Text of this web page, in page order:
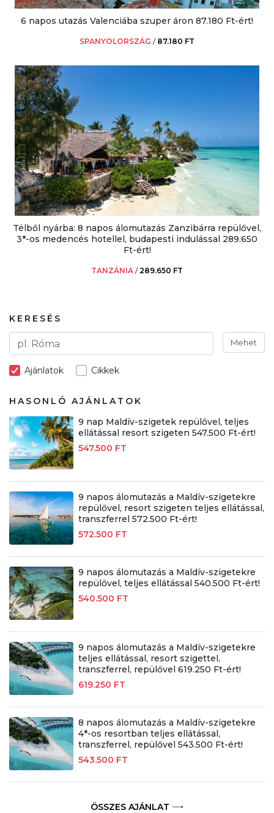
6 napos utazás Valenciába szuper áron 87.180 Ft-ért!
SPANYOLORSZÁG / 87.180 FT
Télből nyárba: 8 napos álomutazás Zanzibárra repülővel,
3*-os medencés hotellel, budapesti indulással 289.650
Ft-ért!
TANZÁNIA /289.650 FT
KERESÉS
Mehet
Ajánlatok Cikkek
HASONLÓ AJÁNLATOK
9 nap Maldív-szigetek repülővel, teljes
ellátással resort szigeten 547.500 Ft-ért!
547.500 FT
9 napos álomutazás a Maldív-szigetekre
repülővel, resort szigeten teljes ellátással,
transzferrel 572.500 Ft-ért!
572.500 FT
9 napos álomutazás a Maldív-szigetekre
repülővel, teljes ellátással 540.500 Ft-ért!
540.500 FT
9 napos álomutazás a Maldív-szigetekre
teljes ellátással, resort szigettel,
transzferrel, repülővel 619.250 Ft-ért!
619.250 FT
8 napos álomutazás a Maldív-szigetekre
4*-os resortban teljes ellátással,
transzferrel, repülővel 543.500 Ft-ért!
543.500 FT
ÖSSZES AJÁNLAT